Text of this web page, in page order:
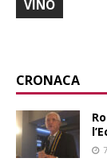
VINO
CRONACA